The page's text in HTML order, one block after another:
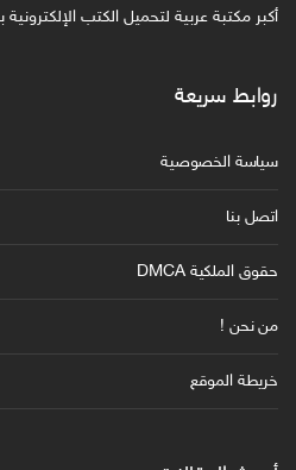
أكبر مكتبة عربية لتحميل الكتب
روابط سريعة
سياسة الخصوصية
اتصل بنا
حقوق الملكية DMCA
من نحن !
خريطة الموقع